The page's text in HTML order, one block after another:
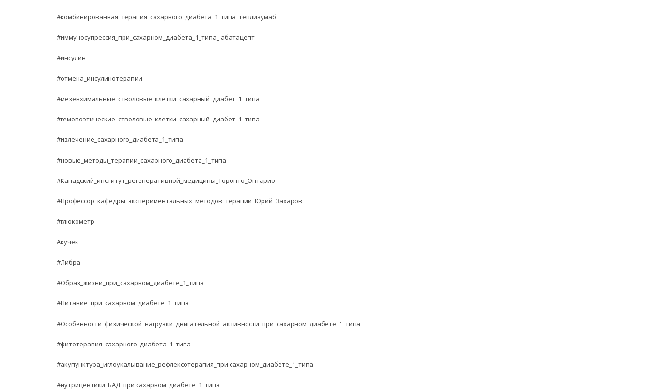
#комбинированная_терапия_сахарного_диабета_1_типа_теплизумаб
#иммуносупрессия_при_сахарном_диабета_1_типа_ абатацепт
#инсулин
#отмена_инсулинотерапии
#мезенхимальные_стволовые_клетки_сахарный_диабет_1_типа
#гемопоэтические_стволовые_клетки_сахарный_диабет_1_типа
#излечение_сахарного_диабета_1_типа
#новые_методы_терапии_сахарного_диабета_1_типа
#Канадский_институт_регенеративной_медицины_Торонто_Онтарио
#Профессор_кафедры_экспериментальных_методов_терапии_Юрий_Захаров
#глюкометр
Акучек
#Либра
#Образ_жизни_при_сахарном_диабете_1_типа
#Питание_при_сахарном_диабете_1_типа
#Особенности_физической_нагрузки_двигательной_активности_при_сахарном_диабете_1_типа
#фитотерапия_сахарного_диабета_1_типа
#акупунктура_иглоукалывание_рефлексотерапия_при сахарном_диабете_1_типа
#нутрицевтики_БАД_при сахарном_диабете_1_типа